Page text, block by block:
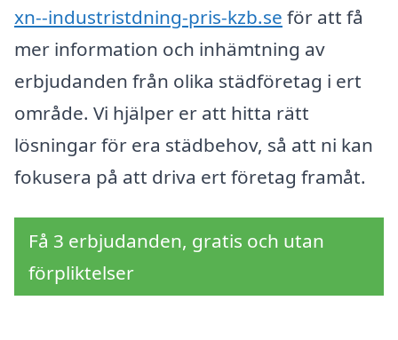
xn--industristdning-pris-kzb.se för att få
mer information och inhämtning av
erbjudanden från olika städföretag i ert
område. Vi hjälper er att hitta rätt
lösningar för era städbehov, så att ni kan
fokusera på att driva ert företag framåt.
Få 3 erbjudanden, gratis och utan
förpliktelser